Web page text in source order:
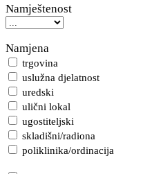
Namještenost
Namjena
trgovina
uslužna djelatnost
uredski
ulični lokal
ugostiteljski
skladišni/radiona
poliklinika/ordinacija